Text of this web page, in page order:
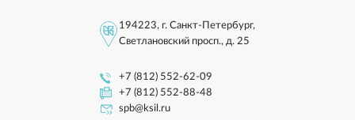
194223, г. Санкт-Петербург,
Светлановский просп., д. 25
+7 (812) 552-62-09
+7 (812) 552-88-48
spb@ksil.ru